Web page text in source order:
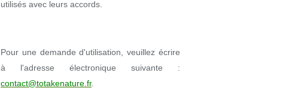
utilisés avec leurs accords.
Pour une demande d'utilisation, veuillez écrire
à l'adresse électronique suivante :
contact@totakenature.fr